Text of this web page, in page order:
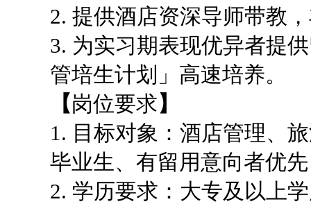
2. 提供酒店资深导师带教
3. 为实习期表现优异者提
管培生计划」高速培养。
【岗位要求】
1. 目标对象：酒店管理、
毕业生、有留用意向者优
2. 学历要求：大专及以上